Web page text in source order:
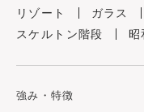
リゾート
ガラス
スケルトン階段
昭
強み・特徴